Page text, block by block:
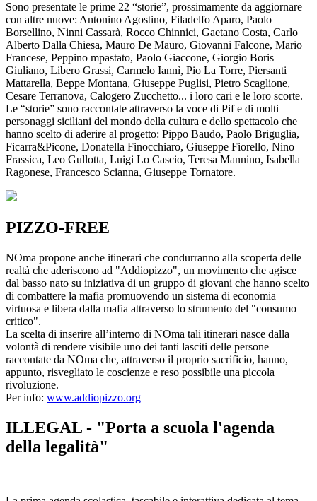
Sono presentate le prime 22 “storie”, prossimamente da aggiornare
con altre nuove: Antonino Agostino, Filadelfo Aparo, Paolo
Borsellino, Ninni Cassarà, Rocco Chinnici, Gaetano Costa, Carlo
Alberto Dalla Chiesa, Mauro De Mauro, Giovanni Falcone, Mario
Francese, Peppino mpastato, Paolo Giaccone, Giorgio Boris
Giuliano, Libero Grassi, Carmelo Iannì, Pio La Torre, Piersanti
Mattarella, Beppe Montana, Giuseppe Puglisi, Pietro Scaglione,
Cesare Terranova, Calogero Zucchetto... i loro cari e le loro scorte.
Le “storie” sono raccontate attraverso la voce di Pif e di molti
personaggi siciliani del mondo della cultura e dello spettacolo che
hanno scelto di aderire al progetto: Pippo Baudo, Paolo Briguglia,
Ficarra&Picone, Donatella Finocchiaro, Giuseppe Fiorello, Nino
Frassica, Leo Gullotta, Luigi Lo Cascio, Teresa Mannino, Isabella
Ragonese, Francesco Scianna, Giuseppe Tornatore.
PIZZO-FREE
NOma propone anche itinerari che condurranno alla scoperta delle
realtà che aderiscono ad "Addiopizzo", un movimento che agisce
dal basso nato su iniziativa di un gruppo di giovani che hanno scelto
di combattere la mafia promuovendo un sistema di economia
virtuosa e libera dalla mafia attraverso lo strumento del "consumo
critico".
La scelta di inserire all’interno di NOma tali itinerari nasce dalla
volontà di rendere visibile uno dei tanti lasciti delle persone
raccontate da NOma che, attraverso il proprio sacrificio, hanno,
appunto, risvegliato le coscienze e reso possibile una piccola
rivoluzione.
Per info: www.addiopizzo.org
ILLEGAL - "Porta a scuola l'agenda
della legalità"